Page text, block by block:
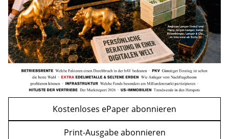
WEITERE ARTIKEL
zurückweiter
Kostenloses ePaper abonnieren
Print-Ausgabe abonnieren